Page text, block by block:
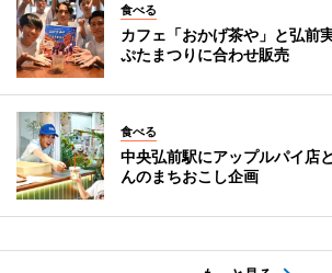
食べる
カフェ「おかげ茶や」と弘
ぷたまつりに合わせ販売
食べる
中央弘前駅にアップルパイ店
んのまちおこし企画